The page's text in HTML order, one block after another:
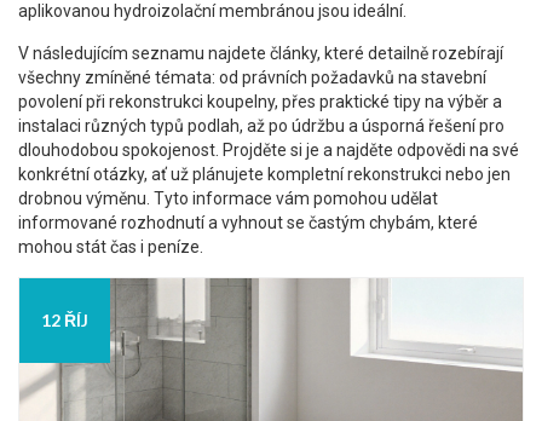
aplikovanou hydroizolační membránou jsou ideální.
V následujícím seznamu najdete články, které detailně rozebírají
všechny zmíněné témata: od právních požadavků na stavební
povolení při rekonstrukci koupelny, přes praktické tipy na výběr a
instalaci různých typů podlah, až po údržbu a úsporná řešení pro
dlouhodobou spokojenost. Projděte si je a najděte odpovědi na své
konkrétní otázky, ať už plánujete kompletní rekonstrukci nebo jen
drobnou výměnu. Tyto informace vám pomohou udělat
informované rozhodnutí a vyhnout se častým chybám, které
mohou stát čas i peníze.
12 ŘÍJ